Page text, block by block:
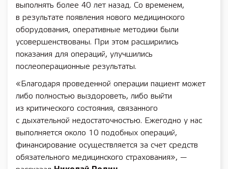
выполнять более 40 лет назад. Со временем,
в результате появления нового медицинского
оборудования, оперативные методики были
усовершенствованы. При этом расширились
показания для операций, улучшились
послеоперационные результаты.
«Благодаря проведенной операции пациент может
либо полностью выздороветь, либо выйти
из критического состояния, связанного
с дыхательной недостаточностью. Ежегодно у нас
выполняется около 10 подобных операций,
финансирование осуществляется за счет средств
обязательного медицинского страхования», —